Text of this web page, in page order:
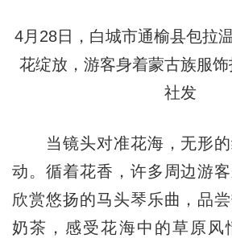
4月28日，白城市通榆县包拉
花绽放，游客身着蒙古族服
社发
当镜头对准花海，无形的
动。循着花香，许多周边游
欣赏悠扬的马头琴乐曲，品
奶茶，感受花海中的草原风